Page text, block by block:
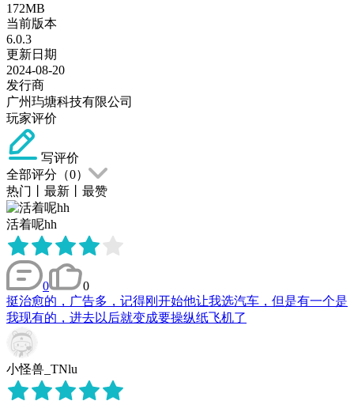
172MB
当前版本
6.0.3
更新日期
2024-08-20
发行商
广州玙塘科技有限公司
玩家评价
写评价
全部评分（0）
热门
最新 最赞
活着呢hh
0
0
挺治愈的，广告多，记得刚开始他让我选汽车，但是有一个是
我现有的，进去以后就变成要操纵纸飞机了
小怪兽_TNlu